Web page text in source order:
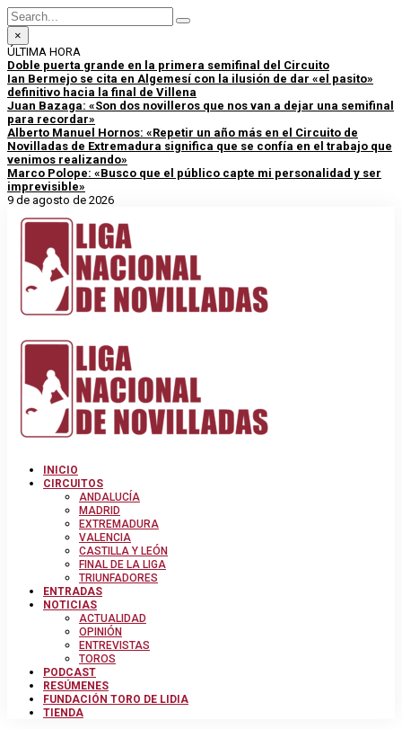
×
ÚLTIMA HORA
Doble puerta grande en la primera semifinal del Circuito
Ian Bermejo se cita en Algemesí con la ilusión de dar «el pasito»
definitivo hacia la final de Villena
Juan Bazaga: «Son dos novilleros que nos van a dejar una semifinal
para recordar»
Alberto Manuel Hornos: «Repetir un año más en el Circuito de
Novilladas de Extremadura significa que se confía en el trabajo que
venimos realizando»
Marco Polope: «Busco que el público capte mi personalidad y ser
imprevisible»
9 de agosto de 2026
INICIO
CIRCUITOS
ANDALUCÍA
MADRID
EXTREMADURA
VALENCIA
CASTILLA Y LEÓN
FINAL DE LA LIGA
TRIUNFADORES
ENTRADAS
NOTICIAS
ACTUALIDAD
OPINIÓN
ENTREVISTAS
TOROS
PODCAST
RESÚMENES
FUNDACIÓN TORO DE LIDIA
TIENDA